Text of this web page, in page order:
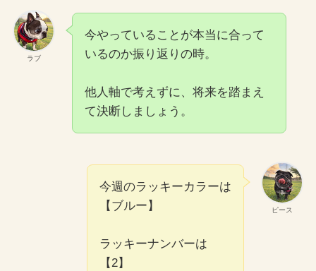
ラブ
今やっていることが本当に合って
いるのか振り返りの時。
他人軸で考えずに、将来を踏まえ
て決断しましょう。
ピース
今週のラッキーカラーは
【ブルー】
ラッキーナンバーは
【2】